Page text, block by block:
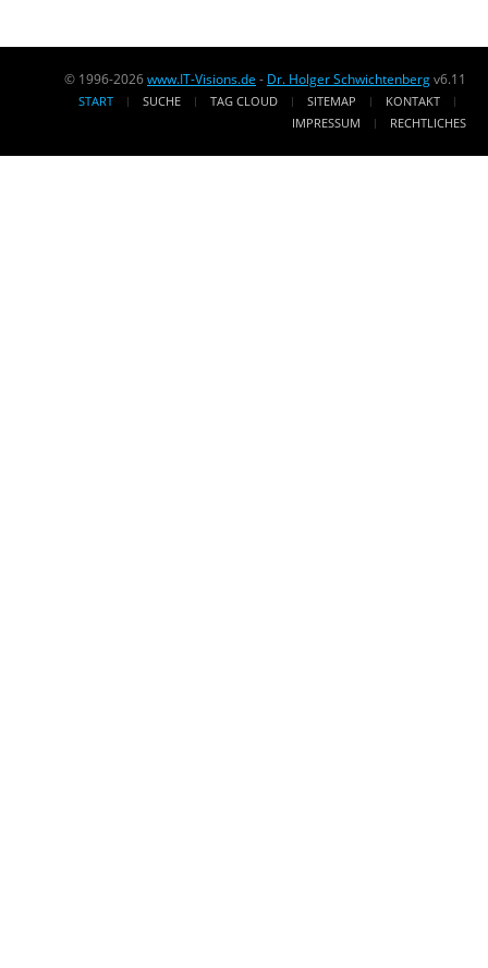
© 1996-2026www.IT-Visions.de - Dr. Holger Schwichtenbergv6.11
START SUCHE TAG CLOUD SITEMAP
KONTAKT
IMPRESSUM
RECHTLICHES